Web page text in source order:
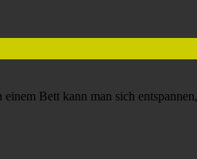
Bett kann man sich